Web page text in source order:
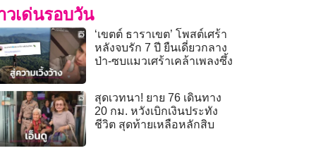
วเด่นรอบวัน
‘เขตต์ ธาราเขต’ โพสต์เศร้า
หลังจบรัก 7 ปี ยืนเดี่ยวกลาง
ป่า-ซบแมวเศร้าเคล้าเพลงซึ้ง
สุดเวทนา! ยาย 76 เดินทาง
20 กม. หวังเบิกเงินประทัง
ชีวิต สุดท้ายเหลือหลักสิบ